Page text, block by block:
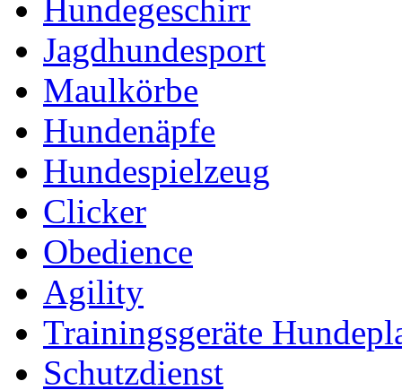
Hundegeschirr
Jagdhundesport
Maulkörbe
Hundenäpfe
Hundespielzeug
Clicker
Obedience
Agility
Trainingsgeräte
Schutzdienst